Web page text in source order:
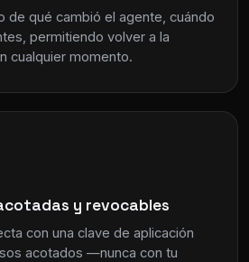
de qué cambió el agente, cuándo
permitiendo volver a la
cualquier momento.
y revocables
con una clave de aplicación
acotados —nunca con tu